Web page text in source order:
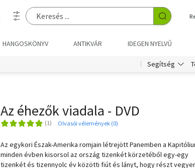
HANGOSKÖNYV ANTIKVÁR IDEGEN NYELVŰ
Segítség
Az éhezők viadala - DVD
Olvasói vélemények (0)
Az egykori Észak-Amerika romjain létrejött Panemben a
minden évben kisorsol az ország tizenkét körzetéből egy-egy
tizenkét és tizennyolc év közötti fiút és lányt, hogy részt